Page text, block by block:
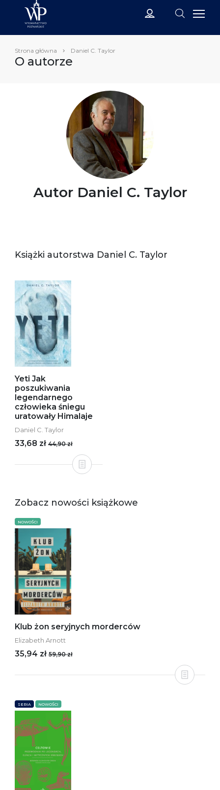
Strona główna Daniel C. Taylor
O autorze
Autor Daniel C. Taylor
Książki autorstwa Daniel C. Taylor
Yeti Jak
poszukiwania
legendarnego
człowieka śniegu
uratowały Himalaje
Daniel C. Taylor
33,68 zł 44,90 zł
Zobacz nowości książkowe
NOWOŚCI
Klub żon seryjnych morderców
Elizabeth Arnott
35,94 zł 59,90 zł
SERIA NOWOŚCI